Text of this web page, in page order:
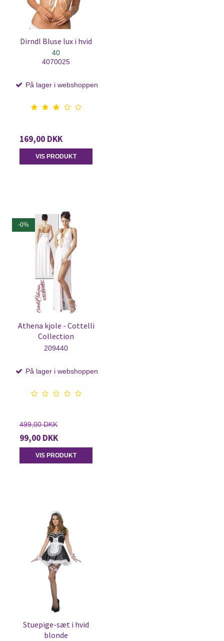
Dirndl Bluse lux i hvid
40
4070025
På lager i webshoppen
169,00 DKK
VIS PRODUKT
-0%
Athena kjole - Cottelli
Collection
209440
På lager i webshoppen
499,00 DKK
99,00 DKK
VIS PRODUKT
Stuepige-sæt i hvid
blonde